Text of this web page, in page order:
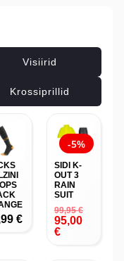
Visiirid
Krossiprillid
€
-5%
SIDI K-
OUT 3
RAIN
SUIT
99,95€
95,00
€